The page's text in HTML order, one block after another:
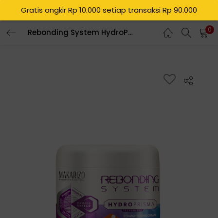
Rebonding System HydroPrisma Straightening Cream Medium Pot 500 mL 0
Gratis ongkir Rp 10.000 setiap transaksi Rp 90.000